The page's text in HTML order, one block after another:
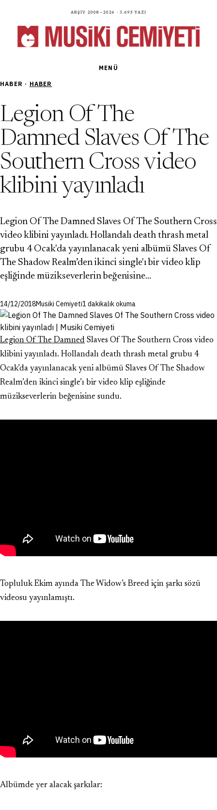
Arşiv 2008—2026 · 3.695 yazı
MENÜ
HABER · HABER
Legion Of The
Damned Slaves Of The
Southern Cross video
klibini yayınladı
Legion Of The Damned Slaves Of The Southern Cross
video klibini yayınladı. Hollandalı death thrash metal
grubu 4 Ocak'da yayınlanacak yeni albümü Slaves Of
The Shadow Realm’den ikinci single'ı bir video klip
eşliğinde müzikseverlerin beğenisine…
14/12/2018Musiki Cemiyeti1 dakikalık okuma
Legion Of The Damned Slaves Of The Southern Cross video
klibini yayınladı. Hollandalı death thrash metal grubu 4
Ocak’da yayınlanacak yeni albümü Slaves Of The Shadow
Realm’den ikinci single’ı bir video klip eşliğinde
müzikseverlerin beğenisine sundu.
Topluluk Ekim ayında The Widow’s Breed için şarkı sözü
videosu yayınlamıştı.
Albümde yer alacak şarkılar: